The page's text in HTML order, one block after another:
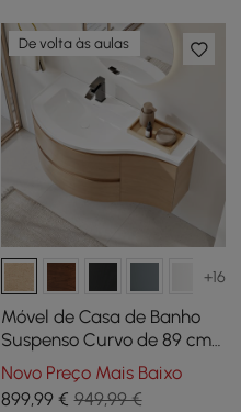
De volta às aulas
+16
Móvel de Casa de Banho
Suspenso Curvo de 89 cm
com Lavatório e
Arrumação
Novo Preço Mais Baixo
899,99€ 949,99 €